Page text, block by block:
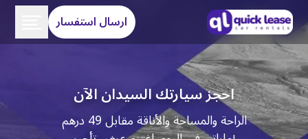
ارسال استفسار
احجز سيارتك السيدان الآن
الراحة والمساحة والأناقة مقابل 49 درهم